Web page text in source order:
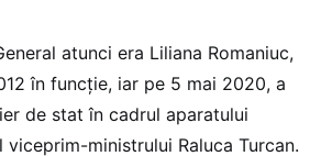
atunci era Liliana Romaniuc,
în funcție, iar pe 5 mai 2020, a
de stat în cadrul aparatului
ministrului Raluca Turcan.